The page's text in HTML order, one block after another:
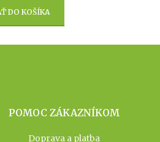
DO KOŠÍKA
POMOC ZÁKAZNÍKOM
Doprava a platba